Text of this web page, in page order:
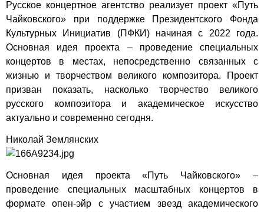
Русское концертное агентство реализует проект «Путь
Чайковского» при поддержке Президентского Фонда
Культурных Инициатив (ПФКИ) начиная с 2022 года.
Основная идея проекта – проведение специальных
концертов в местах, непосредственно связанных с
жизнью и творчеством великого композитора. Проект
призван показать, насколько творчество великого
русского композитора и академическое искусство
актуально и современно сегодня.
Николай Землянских
Основная идея проекта «Путь Чайковского» –
проведение специальных масштабных концертов в
формате опен-эйр с участием звезд академического